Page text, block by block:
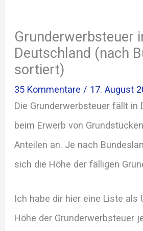
Grunderwerbsteuer
Deutschland (nach
sortiert)
35 Kommentare / 17. August
Die Grunderwerbsteuer fällt in
beim Erwerb von
Anteilen an. Je nach
sich die Höhe der fälligen
Ich habe dir hier eine Liste als
Höhe der Grunderwerbsteuer